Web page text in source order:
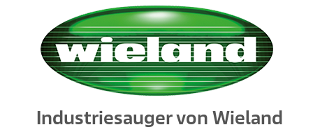
Industriesauger von Wieland